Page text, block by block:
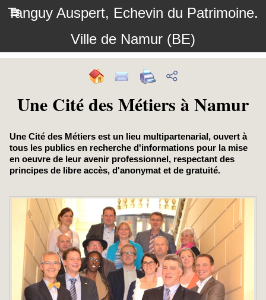
Tanguy Auspert, Echevin du Patrimoine.
Ville de Namur (BE)
Une Cité des Métiers à Namur
Une Cité des Métiers est un lieu multipartenarial, ouvert à
tous les publics en recherche d'informations pour la mise
en oeuvre de leur avenir professionnel, respectant des
principes de libre accès, d'anonymat et de gratuité.